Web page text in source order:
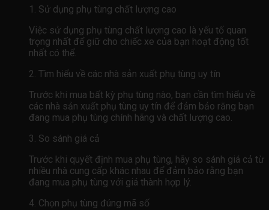
1. Sử dụng phụ tùng chất lượng cao
Việc sử dụng phụ tùng chất lượng cao là yếu tố quan
trọng nhất để giữ cho chiếc xe của bạn hoạt động tốt
nhất có thể.
2. Tìm hiểu về các nhà sản xuất phụ tùng uy tín
Trước khi mua bất kỳ phụ tùng nào, bạn cần tìm hiểu về
các nhà sản xuất phụ tùng uy tín để đảm bảo rằng bạn
đang mua phụ tùng chính hãng và chất lượng cao.
3. So sánh giá cả
Trước khi quyết định mua phụ tùng, hãy so sánh giá cả từ
nhiều nhà cung cấp khác nhau để đảm bảo rằng bạn
đang mua phụ tùng với giá thành hợp lý.
4. Chọn phụ tùng đúng mã số